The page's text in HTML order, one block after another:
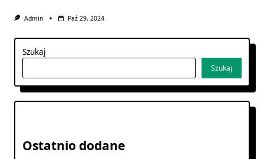
Admin Paź 29, 2024
Szukaj
Szukaj
Ostatnio dodane